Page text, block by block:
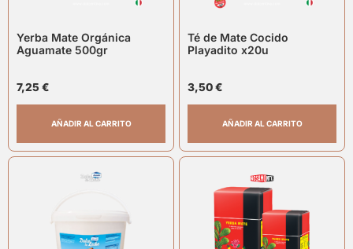
Yerba Mate Orgánica
Aguamate 500gr
7,25 €
AÑADIR AL CARRITO
Té de Mate Cocido
Playadito x20u
3,50€
AÑADIR AL CARRITO